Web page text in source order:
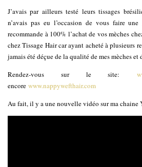
J’avais par ailleurs testé leurs tissages
n’avais pas eu l’occasion de vous faire
recommande à 100% l’achat de vos mèches
chez Tissage Hair car ayant acheté à plusieurs
jamais été déçue de la qualité de mes mèches et
Rendez-vous sur le site:
encore www.nappywefthair.com
Au fait, il y a une nouvelle vidéo sur ma chaine